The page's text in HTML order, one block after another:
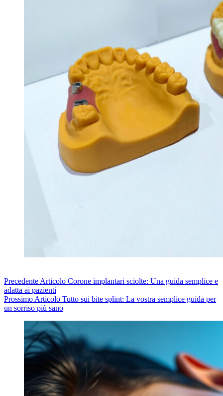
Precedente Articolo Corone implantari sciolte: Una guida semplice e
adatta ai pazienti
Prossimo Articolo Tutto sui bite splint: La vostra semplice guida per
un sorriso più sano